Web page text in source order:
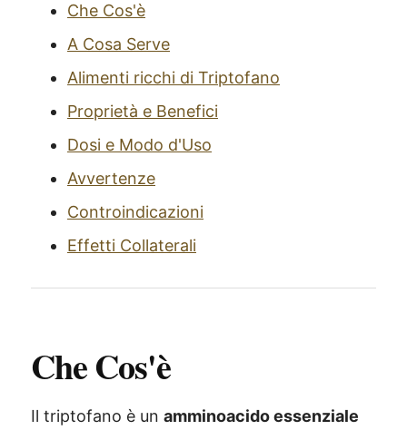
Che Cos'è
A Cosa Serve
Alimenti ricchi di Triptofano
Proprietà e Benefici
Dosi e Modo d'Uso
Avvertenze
Controindicazioni
Effetti Collaterali
Che Cos'è
Il triptofano è un amminoacido essenziale